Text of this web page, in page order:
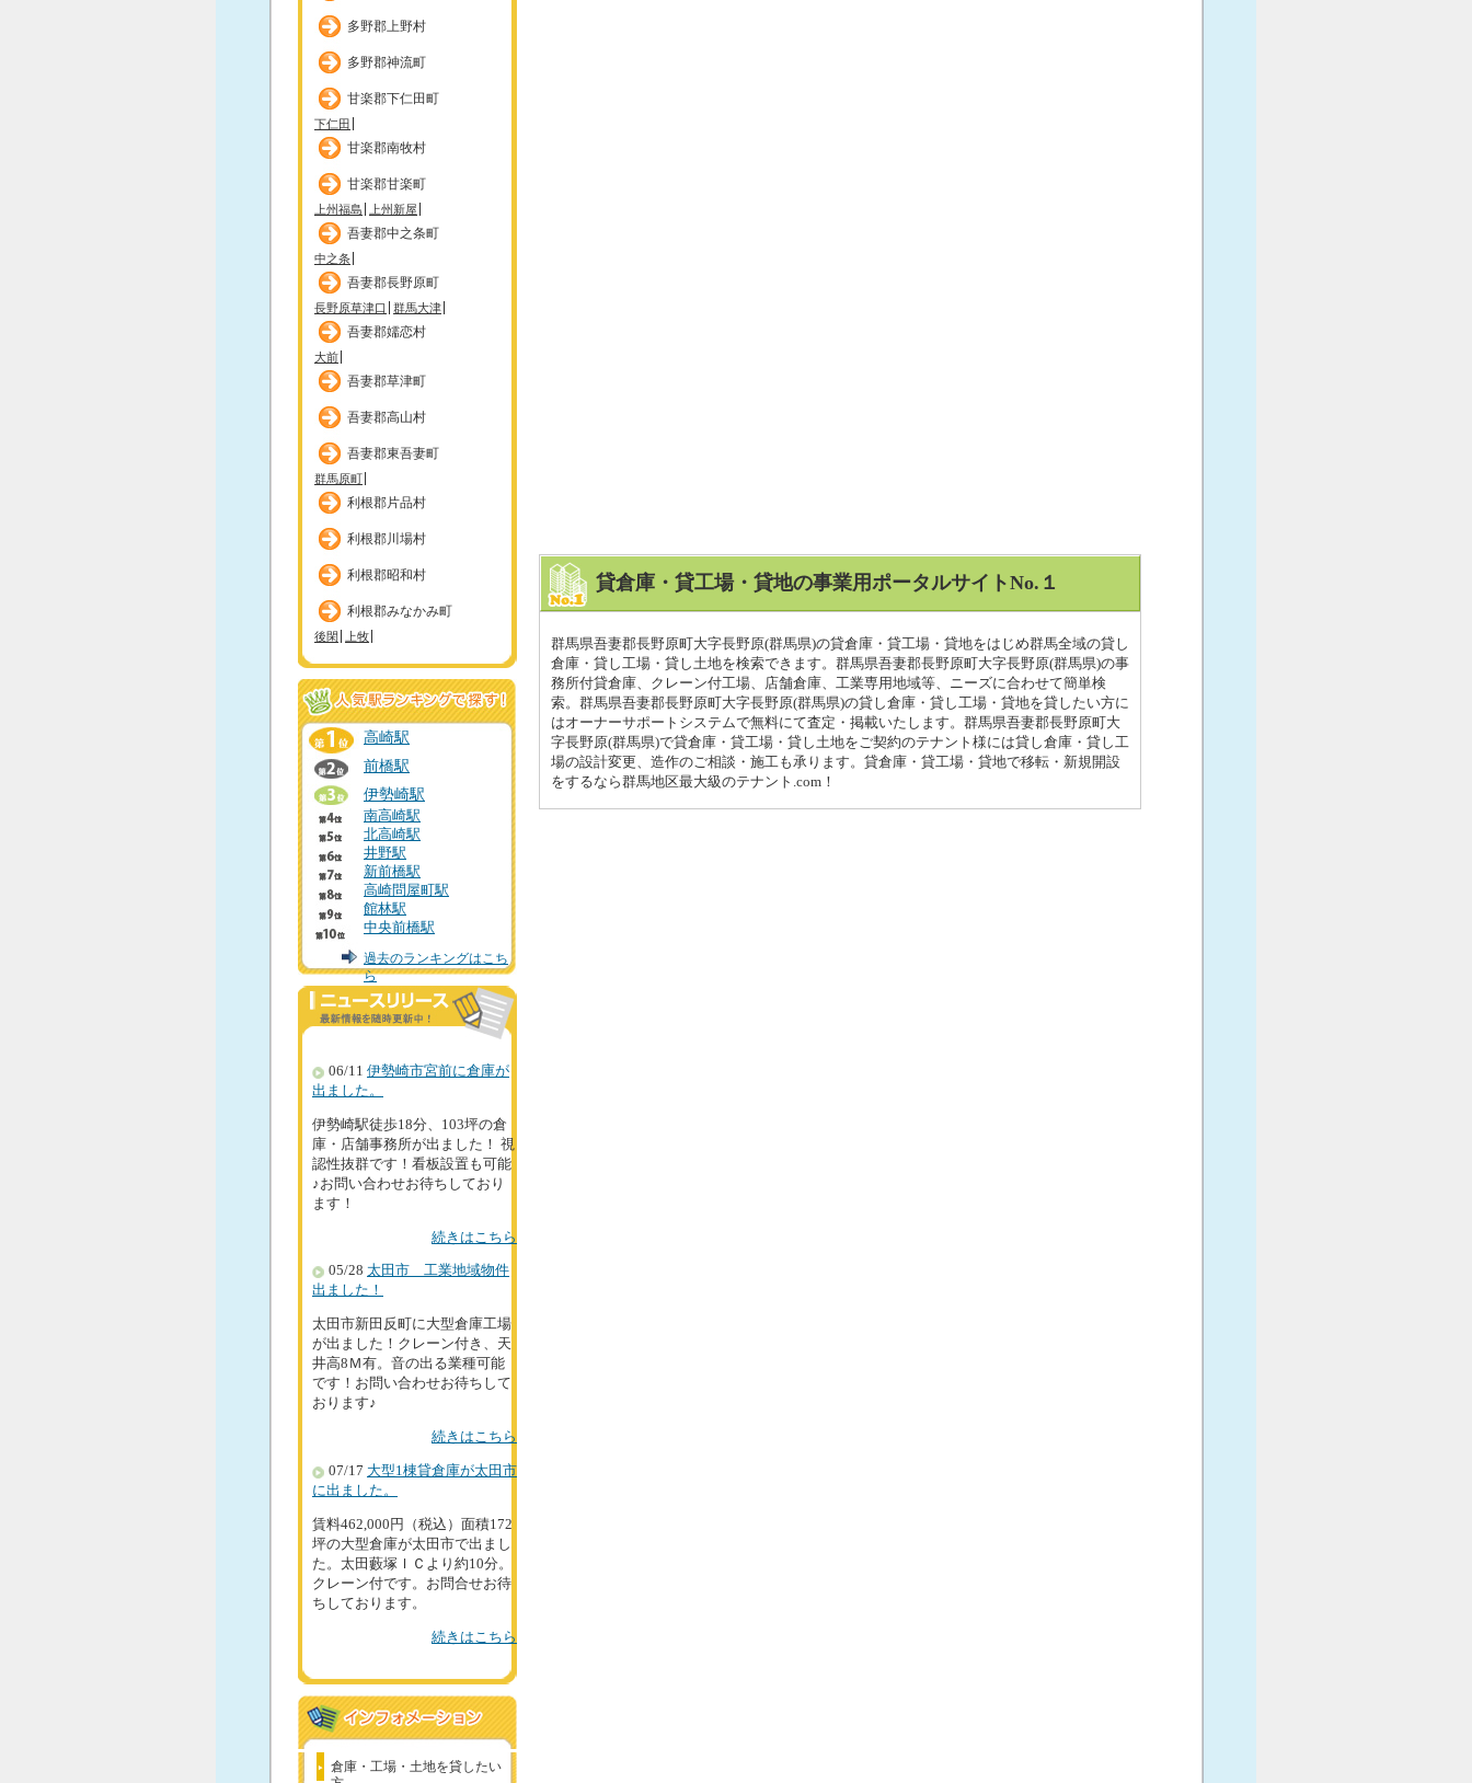
多野郡上野村
多野郡神流町
甘楽郡下仁田町
下仁田
甘楽郡南牧村
甘楽郡甘楽町
上州福島 上州新屋
吾妻郡中之条町
中之条
吾妻郡長野原町
長野原草津口 群馬大津
吾妻郡嬬恋村
大前
吾妻郡草津町
吾妻郡高山村
吾妻郡東吾妻町
群馬原町
利根郡片品村
利根郡川場村
利根郡昭和村
利根郡みなかみ町
後閑 上牧
高崎駅
前橋駅
伊勢崎駅
南高崎駅
北高崎駅
井野駅
新前橋駅
高崎問屋町駅
館林駅
中央前橋駅
過去のランキングはこち
ら
06/11 伊勢崎市宮前に倉庫が
出ました。
伊勢崎駅徒歩18分、103坪の倉
庫・店舗事務所が出ました！ 視
認性抜群です！看板設置も可能
♪お問い合わせお待ちしており
ます！
続きはこちら
05/28 太田市 工業地域物件
出ました！
太田市新田反町に大型倉庫工場
が出ました！クレーン付き、天
井高8Ｍ有。音の出る業種可能
です！お問い合わせお待ちして
おります♪
続きはこちら
07/17 大型1棟貸倉庫が太田市
に出ました。
賃料462,000円（税込）面積172
坪の大型倉庫が太田市で出まし
た。太田藪塚ＩＣより約10分。
クレーン付です。お問合せお待
ちしております。
続きはこちら
倉庫・工場・土地を貸したい
貸倉庫・貸工場・貸地の事業用ポータルサイトNo.１
群馬県吾妻郡長野原町大字長野原(群馬県)の貸倉庫・貸工場・貸地をはじめ群馬全域の貸し
倉庫・貸し工場・貸し土地を検索できます。群馬県吾妻郡長野原町大字長野原(群馬県)の事
務所付貸倉庫、クレーン付工場、店舗倉庫、工業専用地域等、ニーズに合わせて簡単検
索。群馬県吾妻郡長野原町大字長野原(群馬県)の貸し倉庫・貸し工場・貸地を貸したい方に
はオーナーサポートシステムで無料にて査定・掲載いたします。群馬県吾妻郡長野原町大
字長野原(群馬県)で貸倉庫・貸工場・貸し土地をご契約のテナント様には貸し倉庫・貸し工
場の設計変更、造作のご相談・施工も承ります。貸倉庫・貸工場・貸地で移転・新規開設
をするなら群馬地区最大級のテナント.com！